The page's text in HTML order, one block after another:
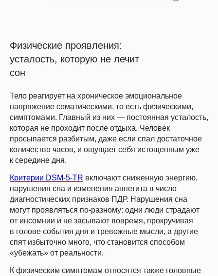
Физические проявления:
усталость, которую не лечит
сон
Тело реагирует на хроническое эмоциональное
напряжение соматическими, то есть физическими,
симптомами. Главный из них — постоянная усталость,
которая не проходит после отдыха. Человек
просыпается разбитым, даже если спал достаточное
количество часов, и ощущает себя истощенным уже
к середине дня.
Критерии DSM-5-TR включают сниженную энергию,
нарушения сна и изменения аппетита в число
диагностических признаков ПДР. Нарушения сна
могут проявляться по-разному: одни люди страдают
от инсомнии и не засыпают вовремя, прокручивая
в голове события дня и тревожные мысли, а другие
спят избыточно много, что становится способом
«убежать» от реальности.
К физическим симптомам относятся также головные